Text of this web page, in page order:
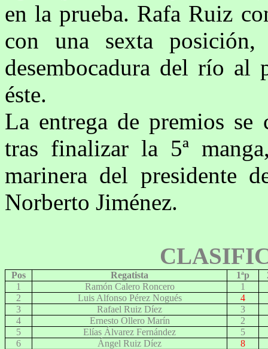
en la prueba. Rafa Ruiz
con una sexta
desembocadura del río al
éste.
La entrega de premios
tras finalizar la 5ª
marinera del presidente
Norberto Jiménez.
Pos Regatista 1ªp
1
Ramón Calero Roncero
1
2
Luis Alfonso Pérez Nogués
4
3
Rafael Ruiz Díez
3
4
Ernesto Ollero Marín
2
5
Elías Álvarez Fernández
5
6
Ángel Ruiz Díez
8